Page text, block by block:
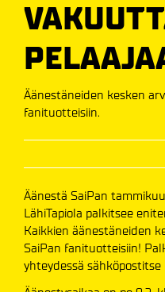
Äänestäneiden kesken
fanituotteisiin.
Äänestä SaiPan
LähiTapiola palkitsee
Kaikkien äänestäneiden
SaiPan fanituotteisiin!
yhteydessä sähköpostitse